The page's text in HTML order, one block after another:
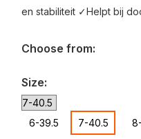
en stabiliteit ✓Helpt bij
Choose from:
Size:
6-39.5 7-40.5